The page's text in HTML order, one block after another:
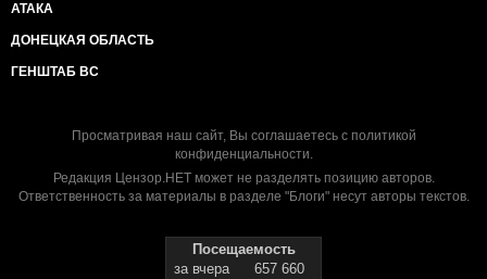
АТАКА
ДОНЕЦКАЯ ОБЛАСТЬ
ГЕНШТАБ ВС
Просматривая наш сайт, Вы соглашаетесь с политикой
конфиденциальности.
Редакция Цензор.НЕТ может не разделять позицию авторов.
Ответственность за материалы в разделе "Блоги" несут авторы текстов.
Посещаемость
за вчера
657 660